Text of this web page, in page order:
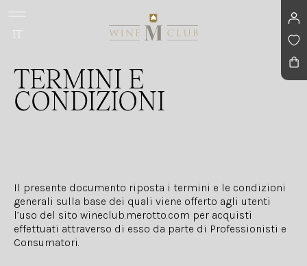
main
Languages
IT
TERMINI E
CONDIZIONI
Il presente documento riposta i termini e le condizioni
generali sulla base dei quali viene offerto agli utenti
l’uso del sito wineclub.merotto.com per acquisti
effettuati attraverso di esso da parte di Professionisti e
Consumatori.